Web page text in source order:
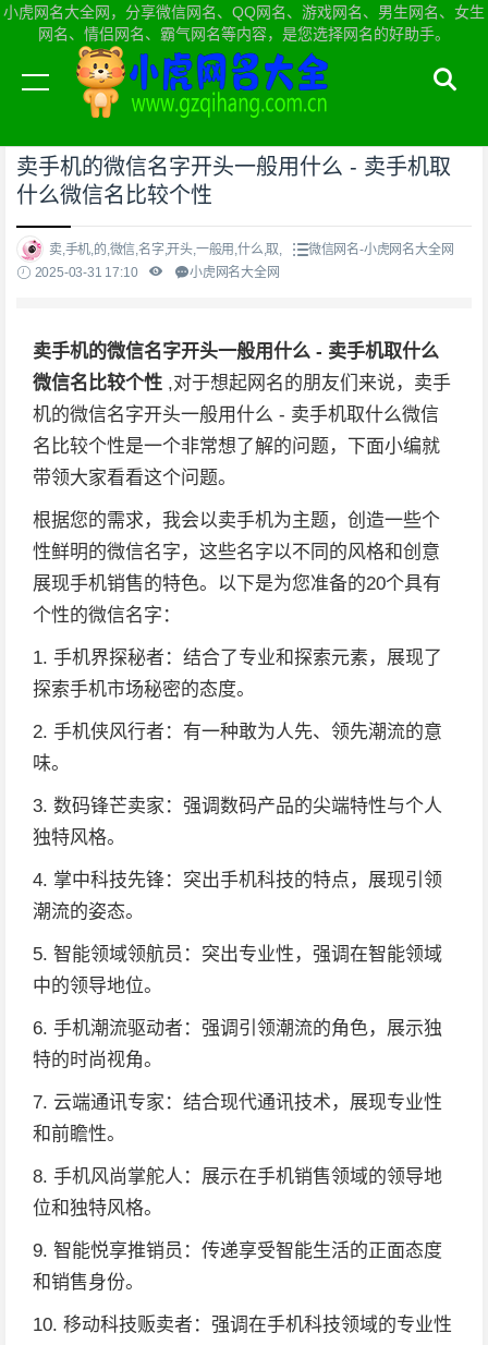
小虎网名大全网，分享微信网名、QQ网名、游戏网名、男生网名、女生
网名、情侣网名、霸气网名等内容，是您选择网名的好助手。
当前位置：小虎网名大全网首页>微信网名
卖手机的微信名字开头一般用什么 - 卖手机取
什么微信名比较个性
卖,手机,的,微信,名字,开头,一般用,什么,取,
微信网名-小虎网名大全网
2025-03-31 17:10
小虎网名大全网
卖手机的微信名字开头一般用什么 - 卖手机取什么
微信名比较个性 ,对于想起网名的朋友们来说，卖手
机的微信名字开头一般用什么 - 卖手机取什么微信
名比较个性是一个非常想了解的问题，下面小编就
带领大家看看这个问题。
根据您的需求，我会以卖手机为主题，创造一些个
性鲜明的微信名字，这些名字以不同的风格和创意
展现手机销售的特色。以下是为您准备的20个具有
个性的微信名字：
1. 手机界探秘者：结合了专业和探索元素，展现了
探索手机市场秘密的态度。
2. 手机侠风行者：有一种敢为人先、领先潮流的意
味。
3. 数码锋芒卖家：强调数码产品的尖端特性与个人
独特风格。
4. 掌中科技先锋：突出手机科技的特点，展现引领
潮流的姿态。
5. 智能领域领航员：突出专业性，强调在智能领域
中的领导地位。
6. 手机潮流驱动者：强调引领潮流的角色，展示独
特的时尚视角。
7. 云端通讯专家：结合现代通讯技术，展现专业性
和前瞻性。
8. 手机风尚掌舵人：展示在手机销售领域的领导地
位和独特风格。
9. 智能悦享推销员：传递享受智能生活的正面态度
和销售身份。
10. 移动科技贩卖者：强调在手机科技领域的专业性